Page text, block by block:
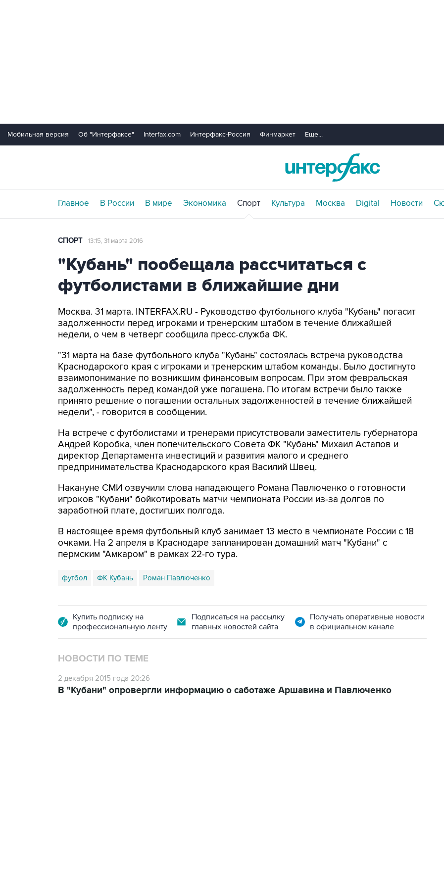
Мобильная версия Об "Интерфаксе" Interfax.com Интерфакс-Россия Финмаркет Еще...
Главное В России В мире Экономика Спорт Культура Москва Digital Новости
СПОРТ 13:15, 31 марта 2016
"Кубань" пообещала рассчитаться с
футболистами в ближайшие дни
Москва. 31 марта. INTERFAX.RU - Руководство футбольного клуба "Кубань" погасит
задолженности перед игроками и тренерским штабом в течение ближайшей
недели, о чем в четверг сообщила пресс-служба ФК.
"31 марта на базе футбольного клуба "Кубань" состоялась встреча руководства
Краснодарского края с игроками и тренерским штабом команды. Было достигнуто
взаимопонимание по возникшим финансовым вопросам. При этом февральская
задолженность перед командой уже погашена. По итогам встречи было также
принято решение о погашении остальных задолженностей в течение ближайшей
недели", - говорится в сообщении.
На встрече с футболистами и тренерами присутствовали заместитель губернатора
Андрей Коробка, член попечительского Совета ФК "Кубань" Михаил Астапов и
директор Департамента инвестиций и развития малого и среднего
предпринимательства Краснодарского края Василий Швец.
Накануне СМИ озвучили слова нападающего Романа Павлюченко о готовности
игроков "Кубани" бойкотировать матчи чемпионата России из-за долгов по
заработной плате, достигших полгода.
В настоящее время футбольный клуб занимает 13 место в чемпионате России с 18
очками. На 2 апреля в Краснодаре запланирован домашний матч "Кубани" с
пермским "Амкаром" в рамках 22-го тура.
футбол ФК Кубань Роман Павлюченко
Купить подписку на
профессиональную ленту
Подписаться на рассылку
главных новостей сайта
Получать оперативные новости
в официальном канале
НОВОСТИ ПО ТЕМЕ
2 декабря 2015 года 20:26
В "Кубани" опровергли информацию о саботаже Аршавина и Павлюченко